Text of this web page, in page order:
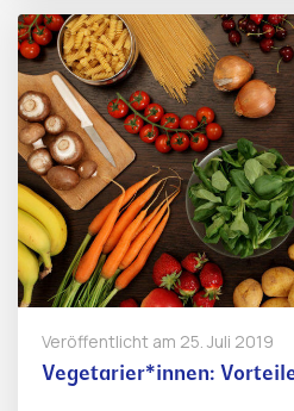
Veröffentlicht am 25. Juli 2019
Vegetarier*innen: